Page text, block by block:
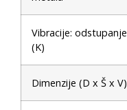
Vibracije: odstupanje
(K)
Dimenzije (D x Š x V)